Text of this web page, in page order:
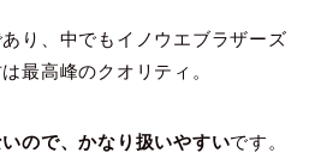
り、中でもイノウエブラザーズ
最高峰のクオリティ。
ので、かなり扱いやすいです。